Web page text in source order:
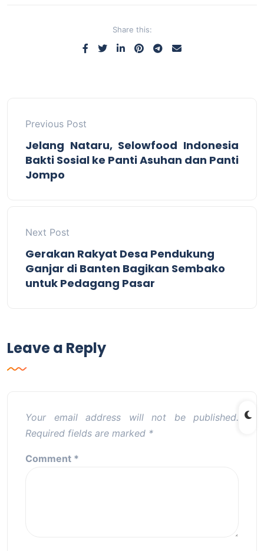
Share this:
Previous Post
Jelang Nataru, Selowfood Indonesia
Bakti Sosial ke Panti Asuhan dan Panti
Jompo
Next Post
Gerakan Rakyat Desa Pendukung
Ganjar di Banten Bagikan Sembako
untuk Pedagang Pasar
Leave a Reply
Your email address will not be published.
Required fields are marked *
Comment *